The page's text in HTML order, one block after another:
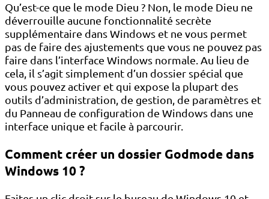
Qu’est-ce que le mode Dieu ? Non, le mode Dieu ne
déverrouille aucune fonctionnalité secrète
supplémentaire dans Windows et ne vous permet
pas de faire des ajustements que vous ne pouvez pas
faire dans l’interface Windows normale. Au lieu de
cela, il s’agit simplement d’un dossier spécial que
vous pouvez activer et qui expose la plupart des
outils d’administration, de gestion, de paramètres et
du Panneau de configuration de Windows dans une
interface unique et facile à parcourir.
Comment créer un dossier Godmode dans
Windows 10 ?